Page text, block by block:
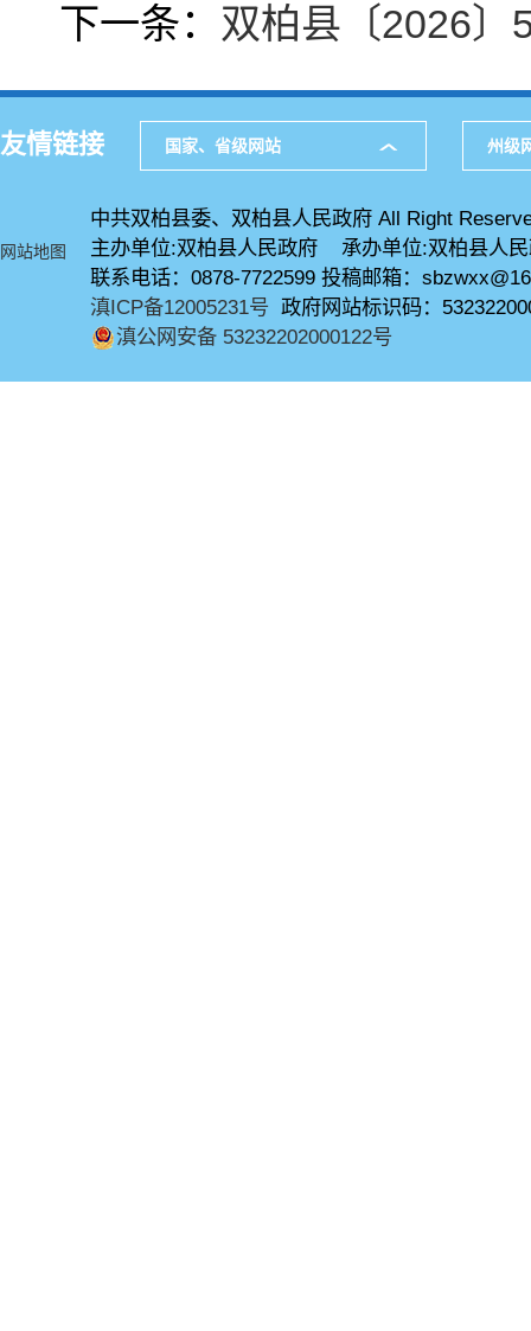
下一条： 双柏县〔2026〕
友情链接 国家、省级网站 州级
网站地图
中共双柏县委、双柏县人民政府 All Right
主办单位:双柏县人民政府 承办单位:双柏县人
联系电话：0878-7722599 投稿邮箱：
滇ICP备12005231号 政府网站标识码：
滇公网安备 53232202000122号